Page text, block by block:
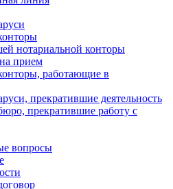
нотариальной конторы
прием
работающие в
прекратившие деятельность
прекратившие работу с
вопросы